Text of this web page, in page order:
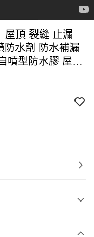
屋頂 裂縫 止漏
防水劑 防水補漏
噴型防水膠 屋頂